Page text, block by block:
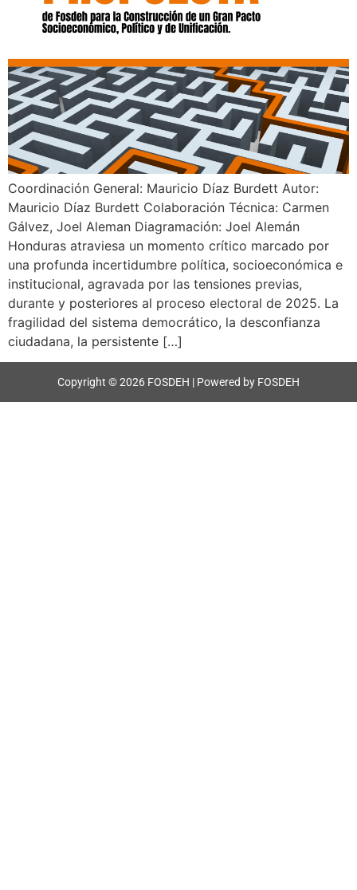
Coordinación General: Mauricio Díaz Burdett Autor:
Mauricio Díaz Burdett Colaboración Técnica: Carmen
Gálvez, Joel Aleman Diagramación: Joel Alemán
Honduras atraviesa un momento crítico marcado por
una profunda incertidumbre política, socioeconómica e
institucional, agravada por las tensiones previas,
durante y posteriores al proceso electoral de 2025. La
fragilidad del sistema democrático, la desconfianza
ciudadana, la persistente […]
Copyright © 2026 FOSDEH | Powered by FOSDEH